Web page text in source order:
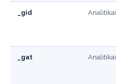
_gid Analitikai
_gat Analitikai